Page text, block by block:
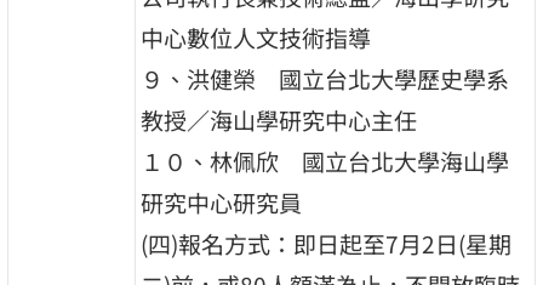
中心數位人文技術指導
９、洪健榮 國立台北大學歷史學系
教授／海山學研究中心主任
１０、林佩欣 國立台北大學海山學
研究中心研究員
(四)報名方式：即日起至7月2日(星期